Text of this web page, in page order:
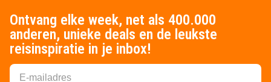
Ontvang elke week, net als 400.000
anderen, unieke deals en de leukste
reisinspiratie in je inbox!